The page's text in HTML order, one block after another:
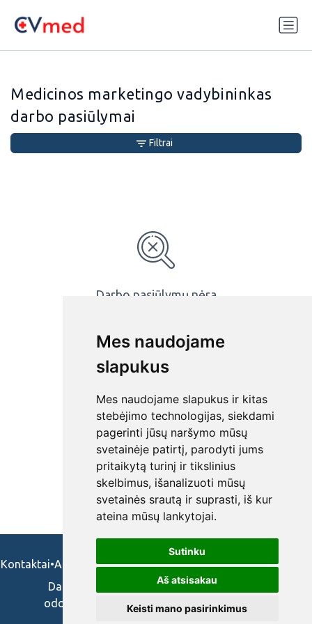
Mes naudojame
slapukus
Mes naudojame slapukus ir kitas
stebėjimo technologijas, siekdami
pagerinti jūsų naršymo mūsų
svetainėje patirtį, parodyti jums
pritaikytą turinį ir tikslinius
skelbimus, išanalizuoti mūsų
svetainės srautą ir suprasti, iš kur
ateina mūsų lankytojai.
Sutinku
Aš atsisakau
Keisti mano pasirinkimus
Medicinos marketingo vadybininkas
darbo pasiūlymai
Darbo pasiūlymų nėra
Filtrai
Kontaktai•Apie mus•Naudojimosi taisykės•Privatumo politika
Darbo skelbimai ir pasiūlymai: gydytojams,
odontologams, slaugytojams, veterinarams,